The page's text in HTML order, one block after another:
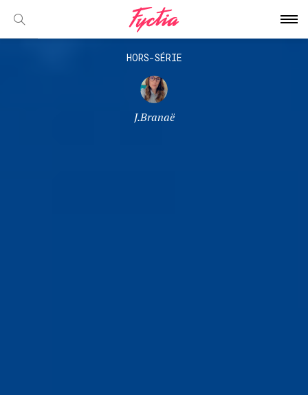
HORS-SÉRIE
J.Branaë